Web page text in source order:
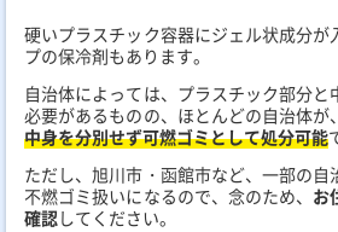
硬いプラスチック容器にジェル状成分が
プの保冷剤もあります。
自治体によっては、プラスチック部分と
必要があるものの、ほとんどの自治体が
中身を分別せず可燃ゴミとして処分可能
ただし、旭川市・函館市など、一部の自
不燃ゴミ扱いになるので、念のため、 お
確認してください。